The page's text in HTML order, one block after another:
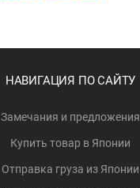
НАВИГАЦИЯ ПО САЙТУ
Замечания и предложения
Купить товар в Японии
Отправка груза из Японии